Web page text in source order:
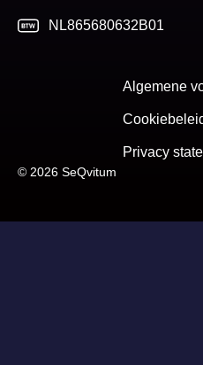
NL865680632B01
© 2026 SeQvitum
Algemene
Privacy